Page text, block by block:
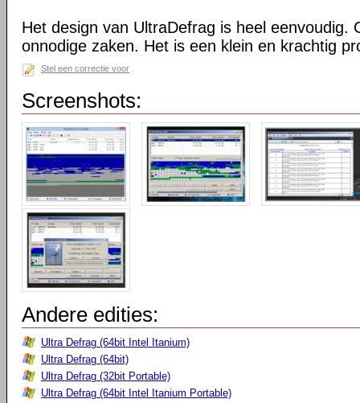
Het design van UltraDefrag is heel eenvoudig.
onnodige zaken. Het is een klein en krachtig
Stel een correctie voor
Screenshots:
Andere edities:
Ultra Defrag (64bit Intel Itanium)
Ultra Defrag (64bit)
Ultra Defrag (32bit Portable)
Ultra Defrag (64bit Intel Itanium Portable)